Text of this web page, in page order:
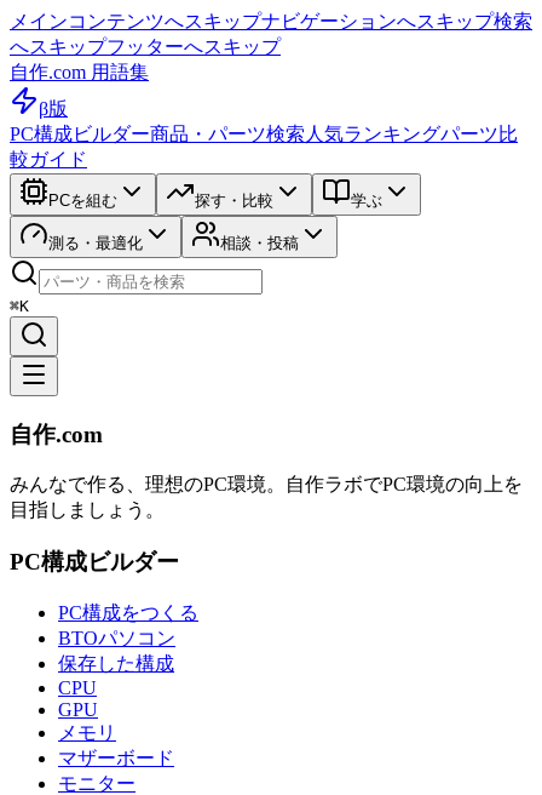
メインコンテンツへスキップナビゲーションへスキップ検索
へスキップフッターへスキップ
自作.com 用語集
β版
PC構成ビルダー商品・パーツ検索 人気ランキングパーツ比
較ガイド
PCを組む 探す・比較 学ぶ
測る・最適化 相談・投稿
⌘K
自作.com
みんなで作る、理想のPC環境。 自作ラボでPC環境の向上を
目指しましょう。
PC構成ビルダー
PC構成をつくる
BTOパソコン
保存した構成
CPU
GPU
メモリ
マザーボード
モニター